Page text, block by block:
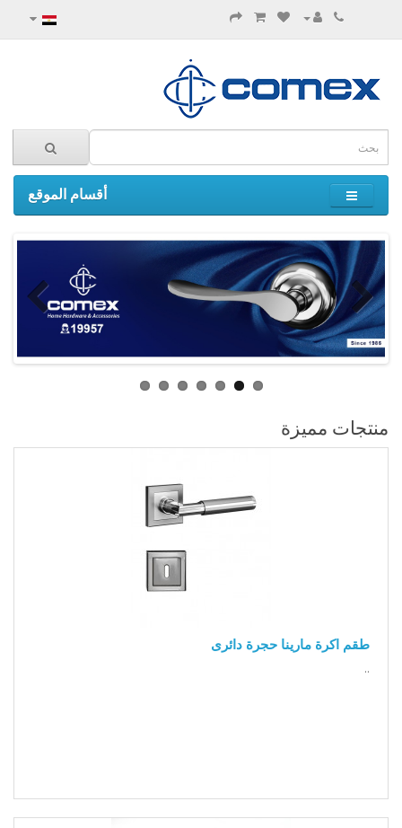
أقسام الموقع
منتجات مميزة
طقم اكرة مارينا حجرة دائرى
..